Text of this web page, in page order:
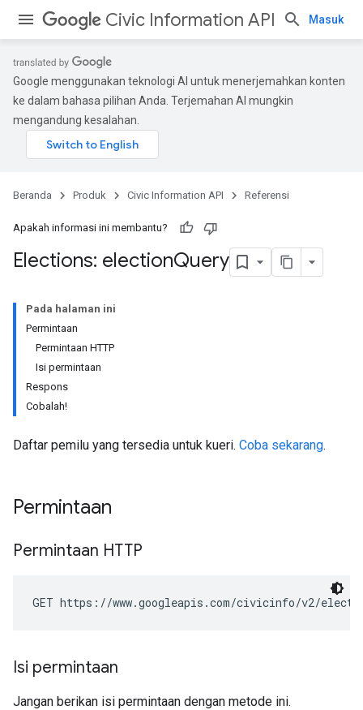
Civic Information API Masuk
Google menggunakan teknologi AI untuk menerjemahkan konten
ke dalam bahasa pilihan Anda. Terjemahan AI mungkin
mengandung kesalahan.
Beranda Produk Civic Information API Referensi
Apakah informasi ini membantu?
Elections: electionQuery
Pada halaman ini
Permintaan
Permintaan HTTP
Isi permintaan
Respons
Cobalah!
Daftar pemilu yang tersedia untuk kueri. Coba sekarang.
Permintaan
Permintaan HTTP
GET https://www.googleapis.com/civicinfo/v2/
Isi permintaan
Jangan berikan isi permintaan dengan metode ini.